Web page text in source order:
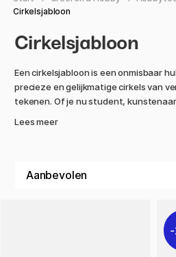
Cirkelsjabloon
Cirkelsjabloon
Een cirkelsjabloon is een onmisbaar
precieze en gelijkmatige cirkels van
tekenen. Of je nu student,
Of je nu werkt aan technisch
Lees meer